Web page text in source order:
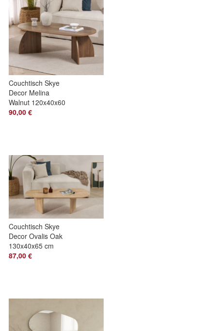
Couchtisch Skye
Decor Melina
Walnut 120x40x60
cm
90,00 €
Couchtisch Skye
Decor Ovalis Oak
130x40x65 cm
87,00 €